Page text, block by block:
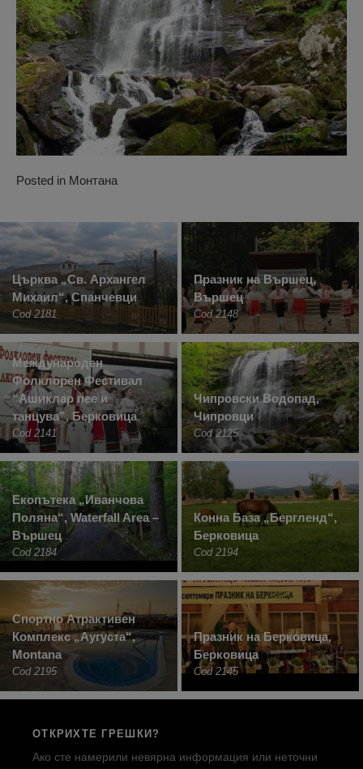
Posted in Монтана
Църква „Св. Архангел
Михаил“, Спанчевци
Cod 2181
Празник на Вършец,
Вършец
Cod 2148
Международен
Фолклорен Фестивал
“Ашиклар пее и
танцува”, Берковица
Cod 2141
Чипровски Водопад,
Чипровци
Cod 2125
Екопътека „Иванчова
Поляна“, Waterfall Area –
Вършец
Cod 2184
Конна База „Бергленд“,
Берковица
Cod 2194
Спортно Атрактивен
Комплекс „Аугуста“,
Montana
Cod 2195
Празник на Берковица,
Берковица
Cod 2145
ОТКРИХТЕ ГРЕШКИ?
Ако сте намерили невярна информация или неточни